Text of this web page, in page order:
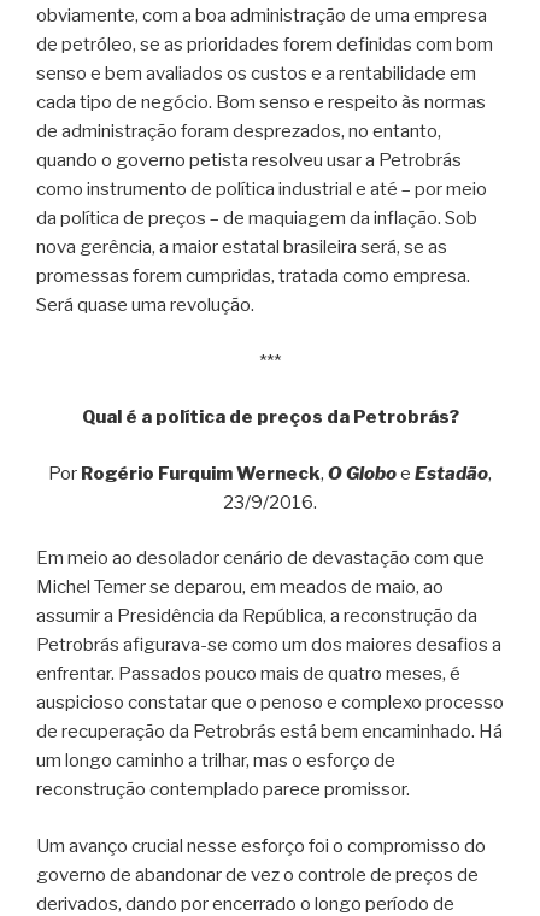
obviamente, com a boa administração de uma empresa
de petróleo, se as prioridades forem definidas com bom
senso e bem avaliados os custos e a rentabilidade em
cada tipo de negócio. Bom senso e respeito às normas
de administração foram desprezados, no entanto,
quando o governo petista resolveu usar a Petrobrás
como instrumento de política industrial e até – por meio
da política de preços – de maquiagem da inflação. Sob
nova gerência, a maior estatal brasileira será, se as
promessas forem cumpridas, tratada como empresa.
Será quase uma revolução.
***
Qual é a política de preços da Petrobrás?
Por Rogério Furquim Werneck, O Globoe Estadão,
23/9/2016.
Em meio ao desolador cenário de devastação com que
Michel Temer se deparou, em meados de maio, ao
assumir a Presidência da República, a reconstrução da
Petrobrás afigurava-se como um dos maiores desafios a
enfrentar. Passados pouco mais de quatro meses, é
auspicioso constatar que o penoso e complexo processo
de recuperação da Petrobrás está bem encaminhado. Há
um longo caminho a trilhar, mas o esforço de
reconstrução contemplado parece promissor.
Um avanço crucial nesse esforço foi o compromisso do
governo de abandonar de vez o controle de preços de
derivados, dando por encerrado o longo período de